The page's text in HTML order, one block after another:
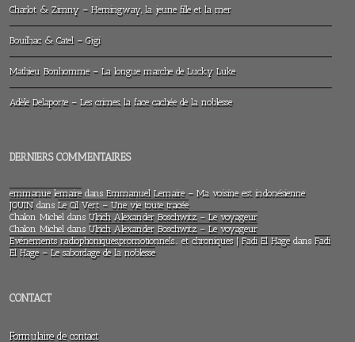
Charlot & Zimny – Hemingway, la jeune fille et la mer
Bouilhac & Catel – Gigi
Mathieu Bonhomme – La longue marche de Lucky Luke
Adèle Delaporte – Les crimes, la face cachée de la noblesse
DERNIERS COMMENTAIRES
emmanue lemairedans Emmanuel Lemaire – Ma voisine est indonésienne
JOUINdans Le Cil Vert – Une vie toute tracée
Chalon Michel dans Ulrich Alexander Boschwitz – Le voyageur
Chalon Michel dans Ulrich Alexander Boschwitz – Le voyageur
Evénements radiophoniques,promotionnels… et chroniques | Fadi El Hagedans Fadi
El Hage – Le sabordage de la noblesse
CONTACT
Formulaire de contact